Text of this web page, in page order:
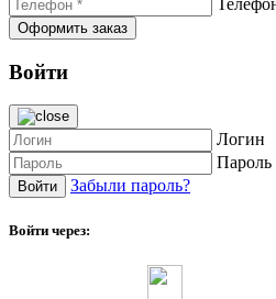
Войти
Логин
Пароль
Забыли пароль?
Войти через: